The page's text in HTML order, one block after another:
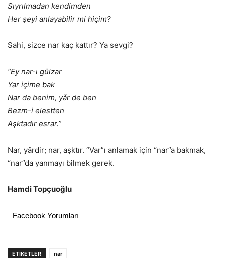
Sıyrılmadan kendimden
Her şeyi anlayabilir mi hiçim?
Sahi, sizce nar kaç kattır? Ya sevgi?
“Ey nar-ı gülzar
Yar içime bak
Nar da benim, yår de ben
Bezm-i elestten
Aşktadır esrar.”
Nar, yârdir; nar, aşktır. “Var”ı anlamak için “nar”a bakmak,
“nar”da yanmayı bilmek gerek.
Hamdi Topçuoğlu
Facebook Yorumları
ETIKETLER nar